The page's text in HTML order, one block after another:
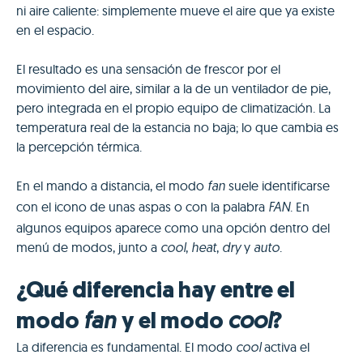
ni aire caliente: simplemente mueve el aire que ya existe
en el espacio.
El resultado es una sensación de frescor por el
movimiento del aire, similar a la de un ventilador de pie,
pero integrada en el propio equipo de climatización. La
temperatura real de la estancia no baja; lo que cambia es
la percepción térmica.
En el mando a distancia, el modo fan suele identificarse
con el icono de unas aspas o con la palabra FAN. En
algunos equipos aparece como una opción dentro del
menú de modos, junto a cool, heat, dryy auto.
¿Qué diferencia hay entre el
modo fan y el modo cool?
La diferencia es fundamental. El modo coolactiva el